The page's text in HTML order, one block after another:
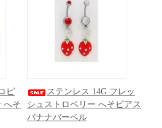
ピ
へそ
ステンレス 14G フレッ
シュストロベリー へそピアス
バナナバーベル